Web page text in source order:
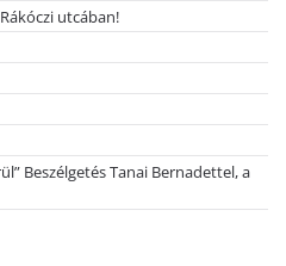
utcában!
Beszélgetés Tanai Bernadettel, a